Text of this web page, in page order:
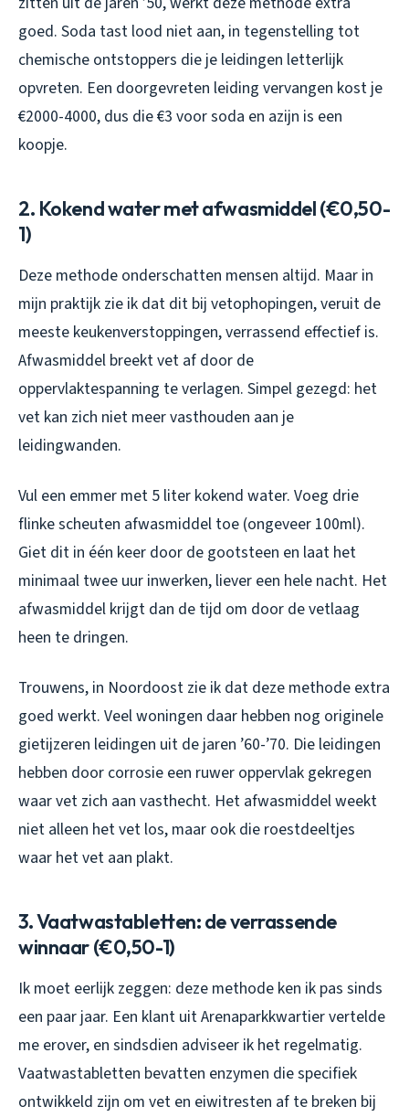
goed. Soda tast lood niet aan, in tegenstelling tot
chemische ontstoppers die je leidingen letterlijk
opvreten. Een doorgevreten leiding vervangen kost je
€2000-4000, dus die €3 voor soda en azijn is een
koopje.
2. Kokend water met afwasmiddel (€0,50-
1)
Deze methode onderschatten mensen altijd. Maar in
mijn praktijk zie ik dat dit bij vetophopingen, veruit de
meeste keukenverstoppingen, verrassend effectief is.
Afwasmiddel breekt vet af door de
oppervlaktespanning te verlagen. Simpel gezegd: het
vet kan zich niet meer vasthouden aan je
leidingwanden.
Vul een emmer met 5 liter kokend water. Voeg drie
flinke scheuten afwasmiddel toe (ongeveer 100ml).
Giet dit in één keer door de gootsteen en laat het
minimaal twee uur inwerken, liever een hele nacht. Het
afwasmiddel krijgt dan de tijd om door de vetlaag
heen te dringen.
Trouwens, in Noordoost zie ik dat deze methode extra
goed werkt. Veel woningen daar hebben nog originele
gietijzeren leidingen uit de jaren ’60-’70. Die leidingen
hebben door corrosie een ruwer oppervlak gekregen
waar vet zich aan vasthecht. Het afwasmiddel weekt
niet alleen het vet los, maar ook die roestdeeltjes
waar het vet aan plakt.
3. Vaatwastabletten: de verrassende
winnaar (€0,50-1)
Ik moet eerlijk zeggen: deze methode ken ik pas sinds
een paar jaar. Een klant uit Arenaparkkwartier vertelde
me erover, en sindsdien adviseer ik het regelmatig.
Vaatwastabletten bevatten enzymen die specifiek
ontwikkeld zijn om vet en eiwitresten af te breken bij